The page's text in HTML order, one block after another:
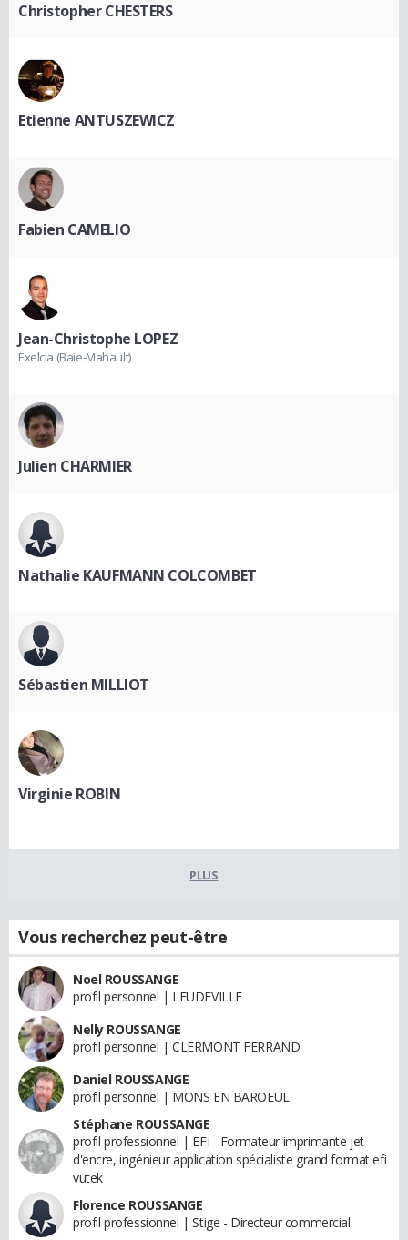
Christopher CHESTERS
Etienne ANTUSZEWICZ
Fabien CAMELIO
Jean-Christophe LOPEZ
Exelcia (Baie-Mahault)
Julien CHARMIER
Nathalie KAUFMANN COLCOMBET
Sébastien MILLIOT
Virginie ROBIN
PLUS
Vous recherchez peut-être
Noel ROUSSANGE
profil personnel | LEUDEVILLE
Nelly ROUSSANGE
profil personnel | CLERMONT FERRAND
Daniel ROUSSANGE
profil personnel | MONS EN BAROEUL
Stéphane ROUSSANGE
profil professionnel | EFI - Formateur imprimante jet
d'encre, ingénieur application spécialiste grand format efi
vutek
Florence ROUSSANGE
profil professionnel | Stige - Directeur commercial